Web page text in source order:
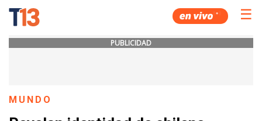
☰
PUBLICIDAD
MUNDO